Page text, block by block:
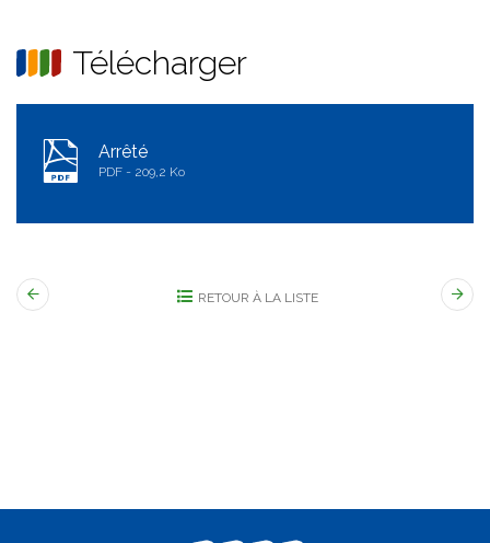
Télécharger
Arrêté
PDF 209,2 Ko
RETOUR À LA LISTE